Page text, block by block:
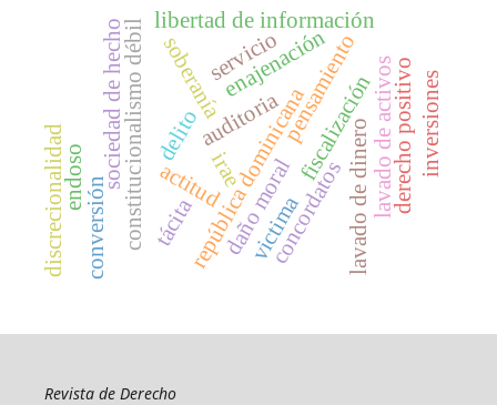
constitucionalismo débil república dominicanafiscalización
auditoria
soberanía pensamiento
actitud
libertad de información
lavado de activos
lavado de dinero
delito
daño moral derecho positivoinversiones
sociedad de hecho irae
conversión tácita
enajenación
concordatos
servicio
endoso
discrecionalidad victima
Revista de Derecho